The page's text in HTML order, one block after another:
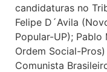
candidaturas no
Felipe D´Avila
Popular-UP);
Ordem Social-
Comunista